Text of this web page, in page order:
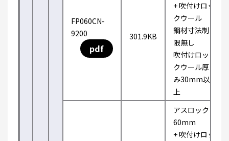
FP060CN-
9200
pdf
301.9KB
+ 吹付けロッ
クウール
鋼材寸法制
限無し
吹付けロッ
クウール厚
み30mm以
上
アスロック
60mm
+ 吹付けロッ